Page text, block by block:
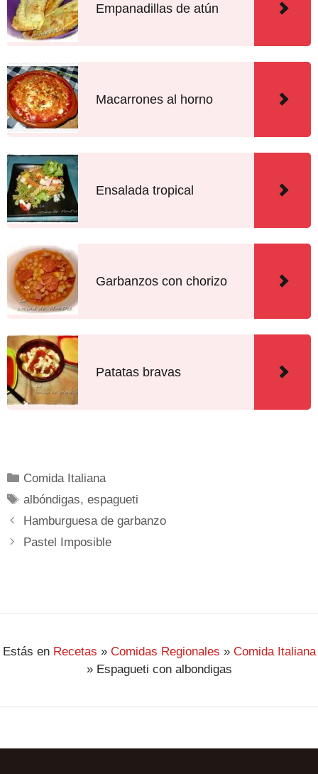
Empanadillas de atún
Macarrones al horno
Ensalada tropical
Garbanzos con chorizo
Patatas bravas
Comida Italiana
albóndigas,espagueti
Hamburguesa de garbanzo
Pastel Imposible
Estás en Recetas » Comidas Regionales » Comida Italiana
» Espagueti con albondigas